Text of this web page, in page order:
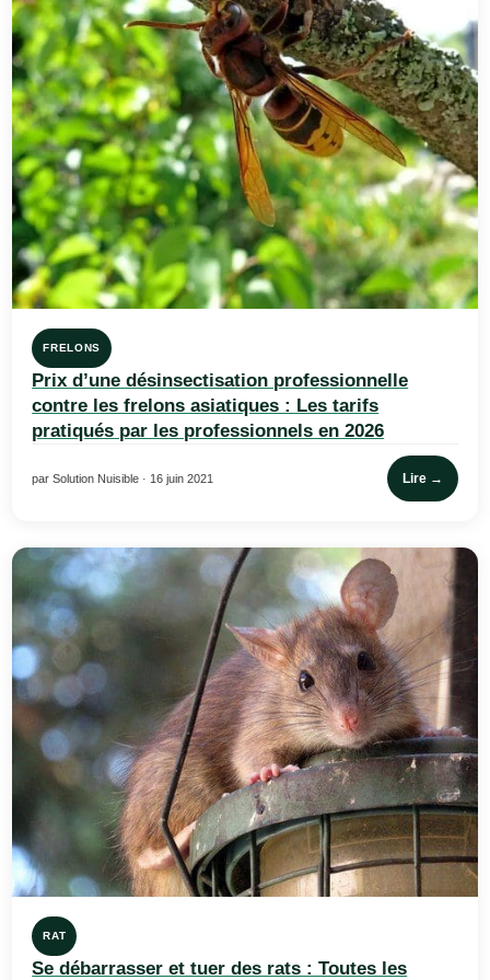
FRELONS
Prix d’une désinsectisation professionnelle
contre les frelons asiatiques : Les tarifs
pratiqués par les professionnels en 2026
par Solution Nuisible · 16 juin 2021 Lire →
RAT
Se débarrasser et tuer des rats : Toutes les